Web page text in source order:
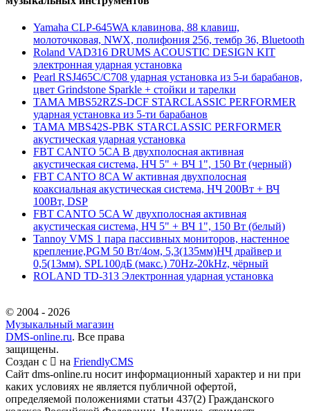
Yamaha CLP-645WA клавинова, 88 клавиш,
молоточковая, NWX, полифония 256, тембр 36, Bluetooth
Roland VAD316 DRUMS ACOUSTIC DESIGN KIT
электронная ударная установка
Pearl RSJ465C/C708 ударная установка из 5-и барабанов,
цвет Grindstone Sparkle + стойки и тарелки
TAMA MBS52RZS-DCF STARCLASSIC PERFORMER
ударная установка из 5-ти барабанов
TAMA MBS42S-PBK STARCLASSIC PERFORMER
акустическая ударная установка
FBT CANTO 5CA B двухполосная активная
акустическая система, НЧ 5" + ВЧ 1", 150 Вт (черный)
FBT CANTO 8CA W активная двухполосная
коаксиальная акустическая система, НЧ 200Вт + ВЧ
100Вт, DSP
FBT CANTO 5CA W двухполосная активная
акустическая система, НЧ 5" + ВЧ 1", 150 Вт (белый)
Tannoy VMS 1 пара пассивных мониторов, настенное
крепление,PGM 50 Вт/4ом, 5,3(135мм)НЧ драйвер и
0,5(13мм). SPL100дБ (макс.) 70Hz-20kHz, чёрный
ROLAND TD-313 Электронная ударная установка
© 2004 - 2026
Музыкальный магазин
DMS-online.ru. Все права
защищены.
Создан с
на FriendlyCMS
Сайт dms-online.ru носит информационный характер и ни при
каких условиях не является публичной офертой,
определяемой положениями статьи 437(2) Гражданского